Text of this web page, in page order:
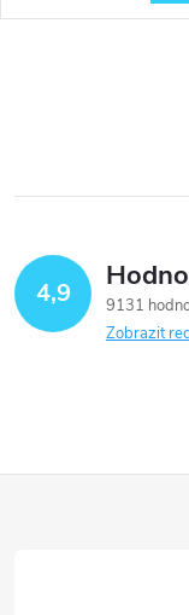
4,9
9131
Zobrazit